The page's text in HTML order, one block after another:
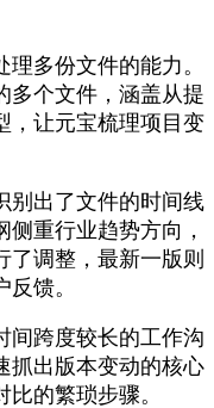
多份文件的能力。
多个文件，涵盖从提
，让元宝梳理项目变
别出了文件的时间线
重行业趋势方向，
了调整，最新一版则
馈。
间跨度较长的工作沟
抓出版本变动的核心
的繁琐步骤。